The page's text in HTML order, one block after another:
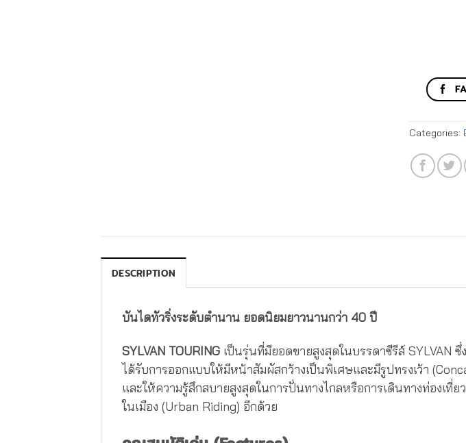
Categories:
DESCRIPTION
บันไดทัวริ่งระดับตำนาน ยอดนิยมยาวนานกว่า 40 ปี
SYLVAN TOURING เป็นรุ่นที่มียอดขายสูงสุดในบรรดาซีรีส์ SYLVAN
ได้รับการออกแบบให้มีหน้าสัมผัสกว้างเป็นพิเศษและมีรูปทรงเว้า
และให้ความรู้สึกสบายสูงสุดในการปั่นทางไกลหรือการเดินทางท่องเที่
ในเมือง (Urban Riding) อีกด้วย